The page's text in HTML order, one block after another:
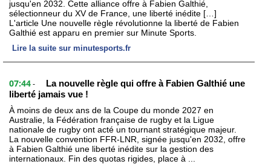
jusqu'en 2032. Cette alliance offre à Fabien Galthié,
sélectionneur du XV de France, une liberté inédite […]
L'article Une nouvelle règle révolutionne la liberté de Fabien
Galthié est apparu en premier sur Minute Sports.
Lire la suite sur minutesports.fr
07:44 -
La nouvelle règle qui offre à Fabien Galthié une
liberté jamais vue !
À moins de deux ans de la Coupe du monde 2027 en
Australie, la Fédération française de rugby et la Ligue
nationale de rugby ont acté un tournant stratégique majeur.
La nouvelle convention FFR-LNR, signée jusqu'en 2032, offre
à Fabien Galthié une liberté inédite sur la gestion des
internationaux. Fin des quotas rigides, place à ...